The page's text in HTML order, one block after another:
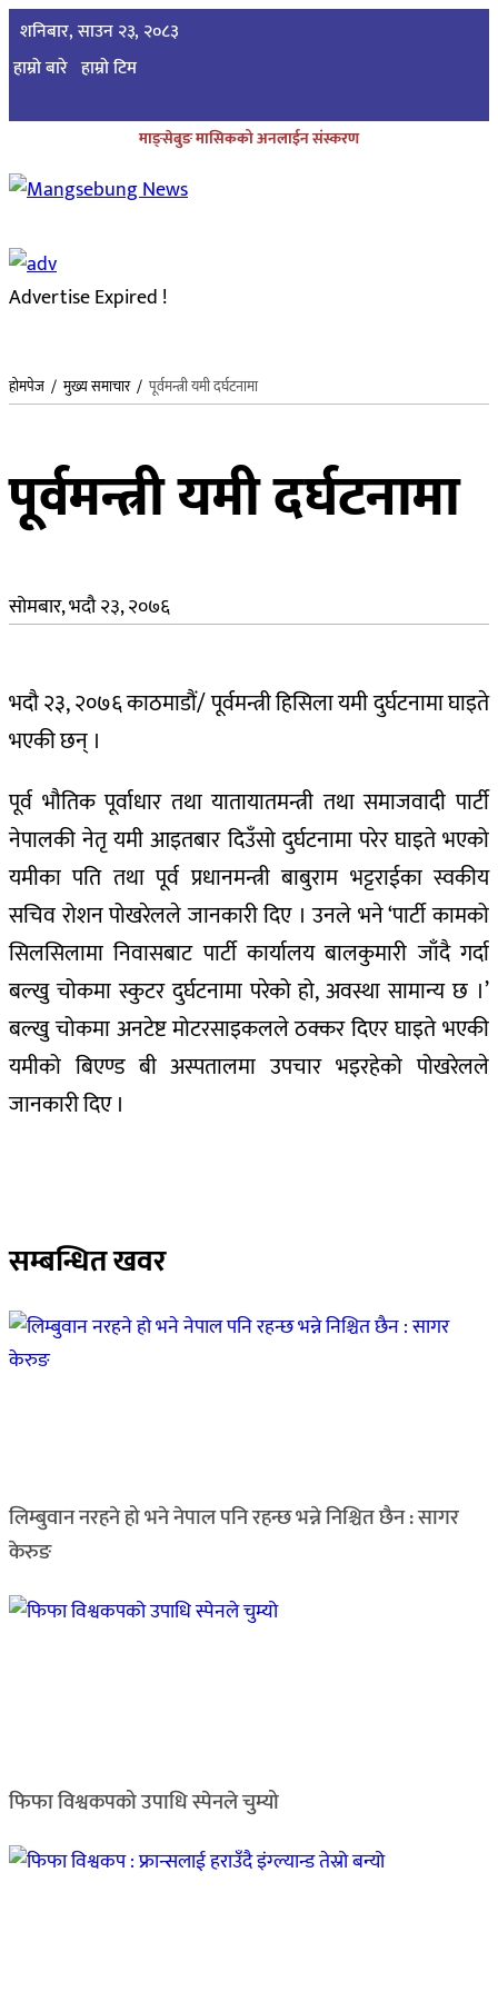
शनिबार, साउन २३, २०८३
हाम्रो बारे हाम्राे टिम
माङ्सेबुङ मासिकको अनलाईन संस्करण
Advertise Expired !
होमपेज /मुख्य समाचार/ पूर्वमन्त्री यमी दर्घटनामा
पूर्वमन्त्री यमी दर्घटनामा
सोमबार, भदौ २३, २०७६
भदौ २३, २०७६ काठमाडौं/ पूर्वमन्त्री हिसिला यमी दुर्घटनामा घाइते
भएकी छन् ।
पूर्व भौतिक पूर्वाधार तथा यातायातमन्त्री तथा समाजवादी पार्टी
नेपालकी नेतृ यमी आइतबार दिउँसो दुर्घटनामा परेर घाइते भएको
यमीका पति तथा पूर्व प्रधानमन्त्री बाबुराम भट्टराईका स्वकीय
सचिव रोशन पोखरेलले जानकारी दिए । उनले भने ‘पार्टी कामको
सिलसिलामा निवासबाट पार्टी कार्यालय बालकुमारी जाँदै गर्दा
बल्खु चोकमा स्कुटर दुर्घटनामा परेको हो, अवस्था सामान्य छ ।’
बल्खु चोकमा अनटेष्ट मोटरसाइकलले ठक्कर दिएर घाइते भएकी
यमीको बिएण्ड बी अस्पतालमा उपचार भइरहेको पोखरेलले
जानकारी दिए ।
सम्बन्धित खवर
लिम्बुवान नरहने हो भने नेपाल पनि रहन्छ भन्ने निश्चित छैन : सागर
केरुङ
फिफा विश्वकपको उपाधि स्पेनले चुम्यो